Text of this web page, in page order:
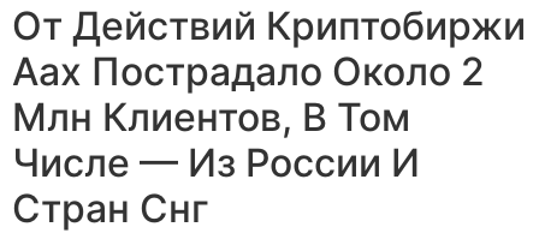
От Действий Криптобиржи
Aax Пострадало Около 2
Млн Клиентов, В Том
Числе — Из России И
Стран Снг